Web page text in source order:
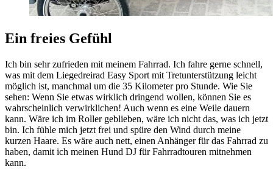
Ein freies Gefühl
Ich bin sehr zufrieden mit meinem Fahrrad. Ich fahre gerne schnell,
was mit dem Liegedreirad Easy Sport mit Tretunterstützung leicht
möglich ist, manchmal um die 35 Kilometer pro Stunde. Wie Sie
sehen: Wenn Sie etwas wirklich dringend wollen, können Sie es
wahrscheinlich verwirklichen! Auch wenn es eine Weile dauern
kann. Wäre ich im Roller geblieben, wäre ich nicht das, was ich jetzt
bin. Ich fühle mich jetzt frei und spüre den Wind durch meine
kurzen Haare. Es wäre auch nett, einen Anhänger für das Fahrrad zu
haben, damit ich meinen Hund DJ für Fahrradtouren mitnehmen
kann.